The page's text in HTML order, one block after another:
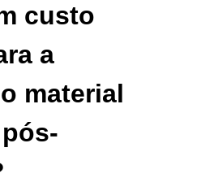
custo
a
material